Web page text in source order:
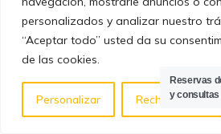
personalizados y analizar nuestro
“Aceptar todo” usted da su
de las cookies.
Personalizar Rechazar todo
Reservas
y consultas